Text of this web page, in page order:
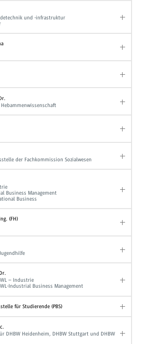
und -infrastruktur
der Fachkommission Sozialwesen
Business Management
Business
(FH)
– Industrie
Industrial Business Management
für Studierende (PBS)
DHBW Heidenheim, DHBW Stuttgart und DHBW